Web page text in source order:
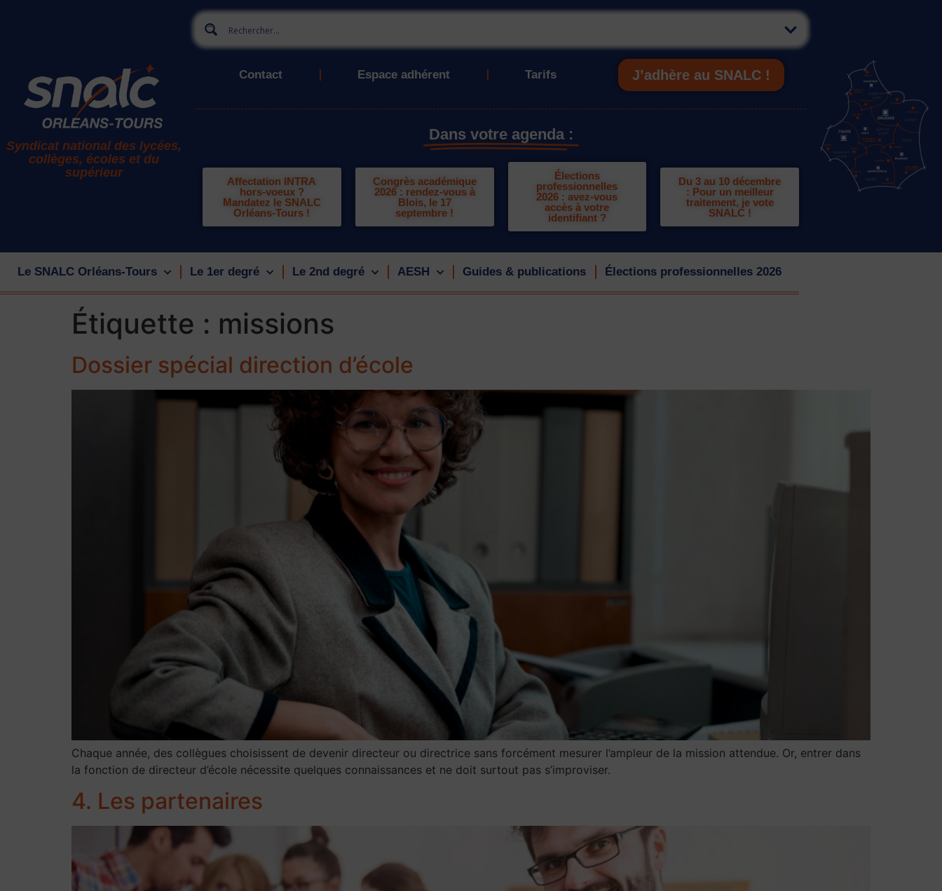
Syndicat national des lycées,
collèges, écoles et du
supérieur
Contact Espace adhérent Tarifs J’adhère au SNALC !
Dans votre agenda :
Affectation INTRA
hors-voeux ?
Mandatez le SNALC
Orléans-Tours !
Congrès académique
2026 : rendez-vous à
Blois, le 17
septembre !
Élections
professionnelles
2026 : avez-vous
accès à votre
identifiant ?
Du 3 au 10 décembre
: Pour un meilleur
traitement, je vote
SNALC !
Le SNALC Orléans-Tours Le 1er degré Le 2nd degré AESH Guides & publications Élections professionnelles 2026
Étiquette : missions
Dossier spécial direction d’école
Chaque année, des collègues choisissent de devenir directeur ou directrice sans forcément mesurer l’ampleur de la mission attendue. Or, entrer dans
la fonction de directeur d’école nécessite quelques connaissances et ne doit surtout pas s’improviser.
4. Les partenaires